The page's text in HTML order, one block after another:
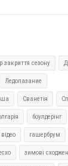
закриття сезону
Ледолазание
Сванетія
боулдерінг
відео гашербрум
зимові